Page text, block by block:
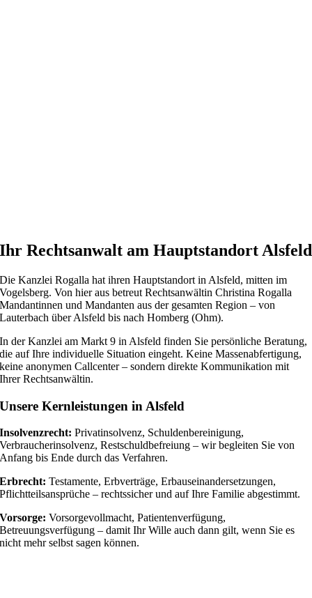
Ihr Rechtsanwalt am Hauptstandort Alsfeld
Die Kanzlei Rogalla hat ihren Hauptstandort in Alsfeld, mitten im
Vogelsberg. Von hier aus betreut Rechtsanwältin Christina Rogalla
Mandantinnen und Mandanten aus der gesamten Region – von
Lauterbach über Alsfeld bis nach Homberg (Ohm).
In der Kanzlei am Markt 9 in Alsfeld finden Sie persönliche Beratung,
die auf Ihre individuelle Situation eingeht. Keine Massenabfertigung,
keine anonymen Callcenter – sondern direkte Kommunikation mit
Ihrer Rechtsanwältin.
Unsere Kernleistungen in Alsfeld
Insolvenzrecht: Privatinsolvenz, Schuldenbereinigung,
Verbraucherinsolvenz, Restschuldbefreiung – wir begleiten Sie von
Anfang bis Ende durch das Verfahren.
Erbrecht: Testamente, Erbverträge, Erbauseinandersetzungen,
Pflichtteilsansprüche – rechtssicher und auf Ihre Familie abgestimmt.
Vorsorge: Vorsorgevollmacht, Patientenverfügung,
Betreuungsverfügung – damit Ihr Wille auch dann gilt, wenn Sie es
nicht mehr selbst sagen können.